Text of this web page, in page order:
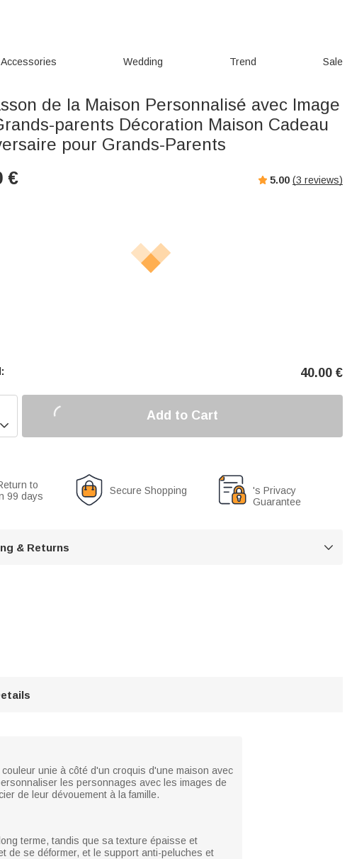
Wedding Trend Sale
de la Maison Personnalisé avec Image
parents Décoration Maison Cadeau
pour Grands-Parents
€ 5.00 (3 reviews)
40.00 €

Add to Cart
to
99 days
Secure Shopping
's Privacy
Guarantee
& Returns 
unie à côté d'un croquis d'une maison avec
les personnages avec les images de
de leur dévouement à la famille.
terme, tandis que sa texture épaisse et
de se déformer, et le support anti-peluches et